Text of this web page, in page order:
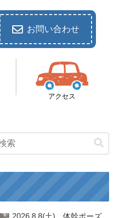
お問い合わせ
アクセス
2026.8.8(土) 体幹ポーズ